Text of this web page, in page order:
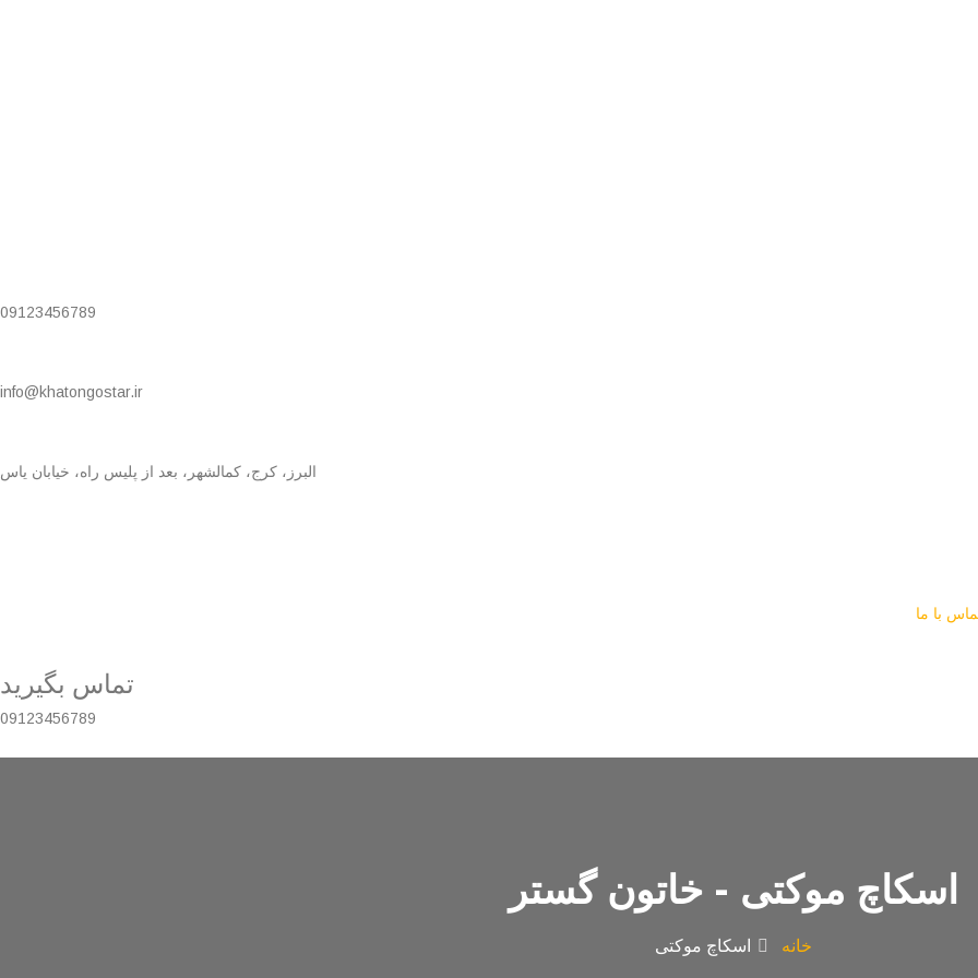
09123456789
info@khatongostar.ir
البرز، کرج، کمالشهر، بعد از پلیس راه، خیابان یاس
با ما
تماس بگیرید
09123456789
اسکاچ موکتی - خاتون گستر
خانه اسکاچ موکتی